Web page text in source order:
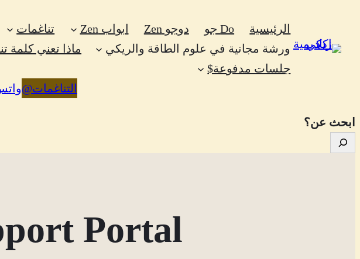
المحتوى
الرئيسية Do جو دوجو Zen ابواب Zen تناغمات
ورشة مجانية في علوم الطاقة والريكي
ماذا تعني كلمة
جلسات مدفوعة$
التناغمات@
ابحث عن؟
Portal